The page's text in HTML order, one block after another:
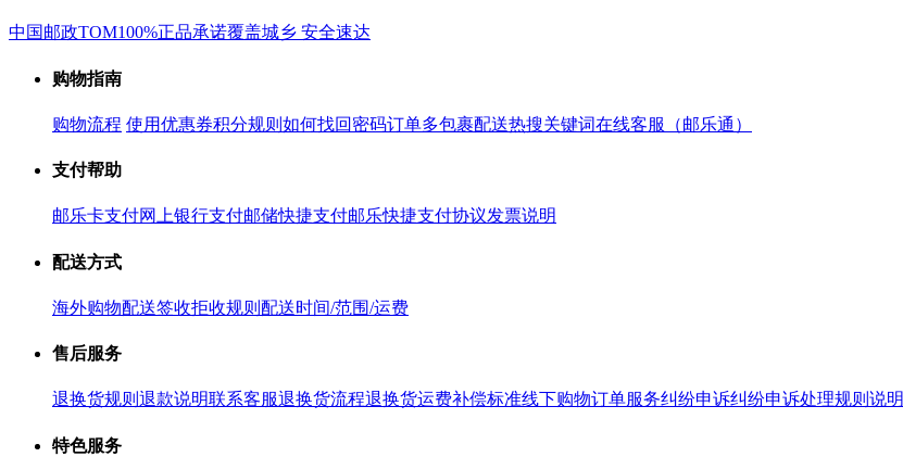
中国邮政TOM100%正品承诺覆盖城乡 安全速达
购物指南
购物流程 使用优惠券积分规则 如何找回密码订单多包裹配送热搜关键词在线客服（邮乐通）
支付帮助
邮乐卡支付网上银行支付邮储快捷支付邮乐快捷支付协议发票说明
配送方式
海外购物配送签收拒收规则 配送时间/范围/运费
售后服务
退换货规则 退款说明联系客服退换货流程退换货运费补偿标准线下购物订单服务纠纷申诉纠纷申诉处理规则说明
特色服务